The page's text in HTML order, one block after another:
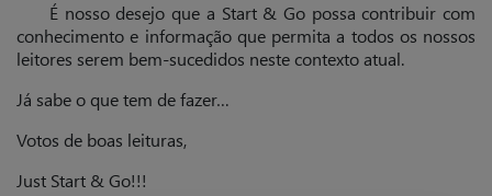
É nosso desejo que a Start & Go possa contribuir com
conhecimento e informação que permita a todos os nossos
leitores serem bem-sucedidos neste contexto atual.
Já sabe o que tem de fazer…
Votos de boas leituras,
Just Start & Go!!!